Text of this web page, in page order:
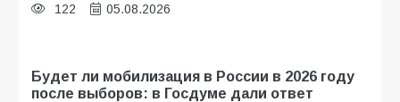
122 05.08.2026
Будет ли мобилизация в России в 2026 году
после выборов: в Госдуме дали ответ